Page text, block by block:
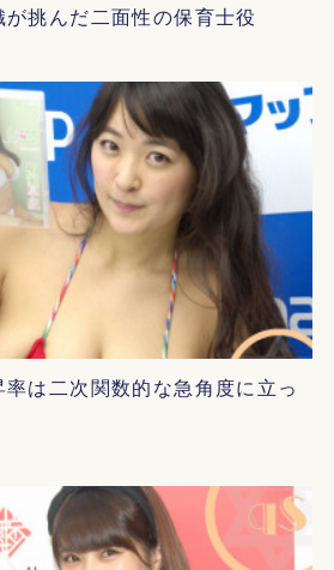
挑んだ二面性の保育士役
は二次関数的な急角度に立っ